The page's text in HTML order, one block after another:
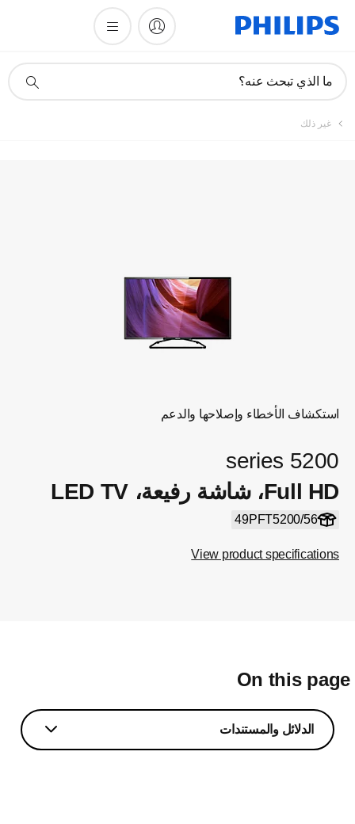
دعم
ما الذي تبحث عنه؟
غير ذلك
استكشاف الأخطاء وإصلاحها والدعم
5200 series
Full HD، شاشة رفيعة، LED TV
49PFT5200/56
View product specifications
On this
الدلائل والمستندات